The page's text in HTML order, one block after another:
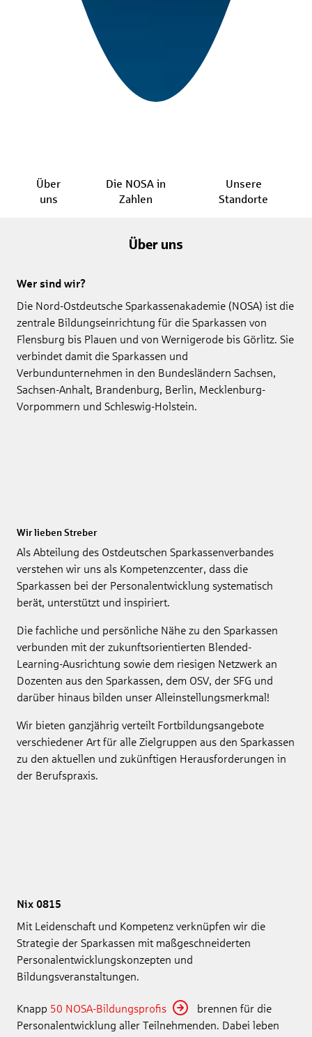
Über
uns
Die NOSA in
Zahlen
Unsere
Standorte
Über uns
Wer sind wir?
Die Nord-Ostdeutsche Sparkassenakademie (NOSA) ist die
zentrale Bildungseinrichtung für die Sparkassen von
Flensburg bis Plauen und von Wernigerode bis Görlitz. Sie
verbindet damit die Sparkassen und
Verbundunternehmen in den Bundesländern Sachsen,
Sachsen-Anhalt, Brandenburg, Berlin, Mecklenburg-
Vorpommern und Schleswig-Holstein.
Wir lieben Streber
Als Abteilung des Ostdeutschen Sparkassenverbandes
verstehen wir uns als Kompetenzcenter, dass die
Sparkassen bei der Personalentwicklung systematisch
berät, unterstützt und inspiriert.
Die fachliche und persönliche Nähe zu den Sparkassen
verbunden mit der zukunftsorientierten Blended-
Learning-Ausrichtung sowie dem riesigen Netzwerk an
Dozenten aus den Sparkassen, dem OSV, der SFG und
darüber hinaus bilden unser Alleinstellungsmerkmal!
Wir bieten ganzjährig verteilt Fortbildungsangebote
verschiedener Art für alle Zielgruppen aus den Sparkassen
zu den aktuellen und zukünftigen Herausforderungen in
der Berufspraxis.
Nix 0815
Mit Leidenschaft und Kompetenz verknüpfen wir die
Strategie der Sparkassen mit maßgeschneiderten
Personalentwicklungskonzepten und
Bildungsveranstaltungen.
Knapp 50 NOSA-Bildungsprofis
brennen für die
Personalentwicklung aller Teilnehmenden. Dabei leben